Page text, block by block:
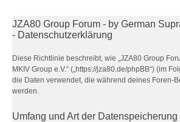
JZA80 Group Forum - by German
- Datenschutzerklärung
Diese Richtlinie beschreibt, wie „JZA80 Group
MKIV Group e.V.“ („https://jza80.de/phpBB“) (im
die Daten verwendet, die während deines Foren-
werden.
Umfang und Art der Datenspeicherung